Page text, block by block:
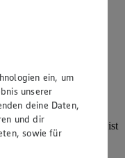
geschützt. Der
den auf dieser
zu
des Urheberrechts ist
von Bildmaterial
ein, um
unserer
deine Daten,
und dir
sowie für